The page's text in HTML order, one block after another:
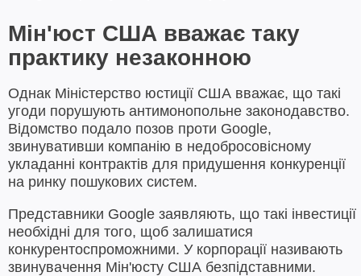
Мін'юст США вважає таку
практику незаконною
Однак Міністерство юстиції США вважає, що такі
угоди порушують антимонопольне законодавство.
Відомство подало позов проти Google,
звинувативши компанію в недобросовісному
укладанні контрактів для придушення конкуренції
на ринку пошукових систем.
Представники Google заявляють, що такі інвестиції
необхідні для того, щоб залишатися
конкурентоспроможними. У корпорації називають
звинувачення Мін'юсту США безпідставними.